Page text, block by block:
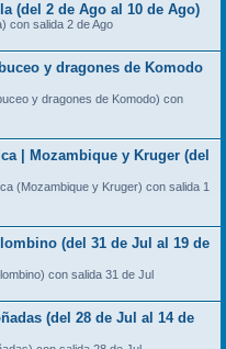
(del 2 de Ago al 10 de Ago)
con salida 2 de Ago
y dragones de Komodo
y dragones de Komodo) con
| Mozambique y Kruger (del
(Mozambique y Kruger) con salida 1
(del 31 de Jul al 19 de
con salida 31 de Jul
(del 28 de Jul al 14 de